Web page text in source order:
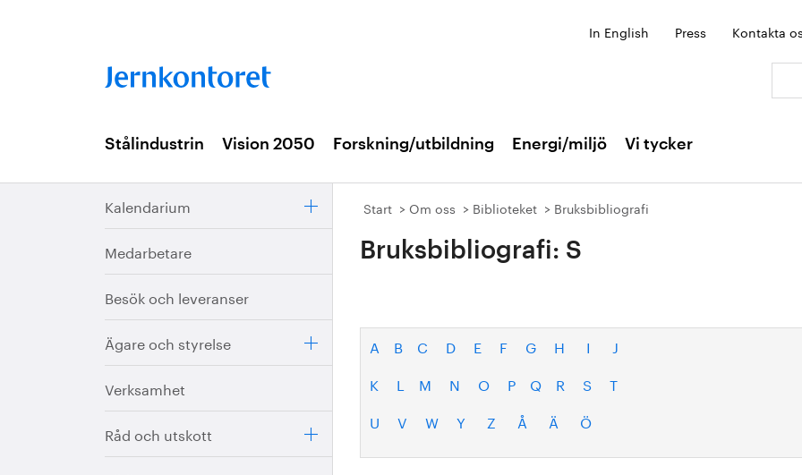
In English Press Kontakta
Stålindustrin Vision 2050 Forskning/utbildning Energi/miljö Vi tycker
Kalendarium
Medarbetare
Besök och leveranser
Ägare och styrelse
Verksamhet
Råd och utskott
Start Om oss Biblioteket Bruksbibliografi
Bruksbibliografi: S
A B C D E F G H I
J
K
L M N O P Q R S
T
U
V W Y Z Å Ä Ö